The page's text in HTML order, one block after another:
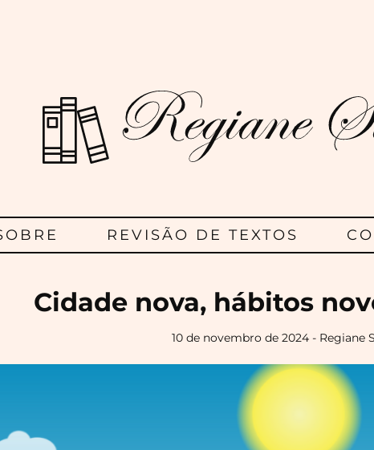
REVISÃO DE TEXTOS
Cidade nova, hábitos
10 de novembro de 2024 - Regiane